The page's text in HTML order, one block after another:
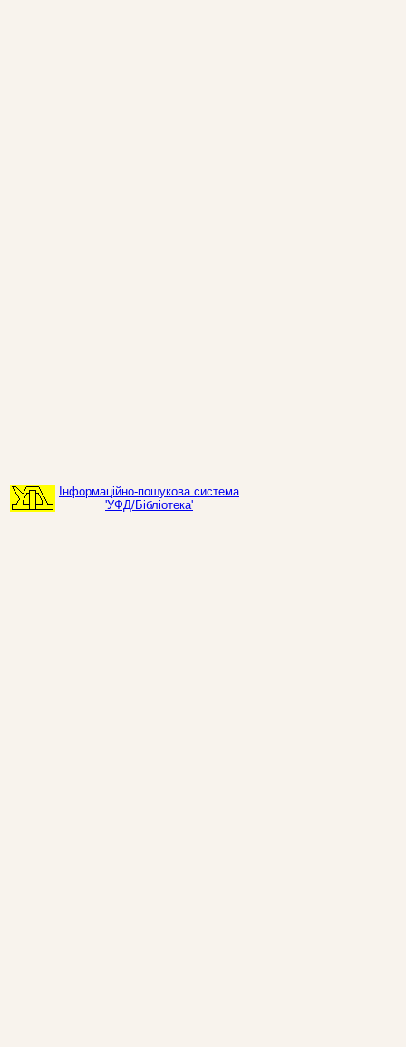
Інформаційно-пошукова система
'УФД/Бібліотека'